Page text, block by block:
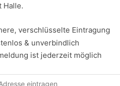
Halle.
verschlüsselte Eintragung
& unverbindlich
ist jederzeit möglich